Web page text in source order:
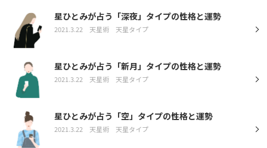
星ひとみが占う「深夜」タイプの性格と運勢
2021.3.22 天星術 天星タイプ
星ひとみが占う「新月」タイプの性格と運勢
2021.3.22 天星術 天星タイプ
星ひとみが占う「空」タイプの性格と運勢
2021.3.22 天星術 天星タイプ